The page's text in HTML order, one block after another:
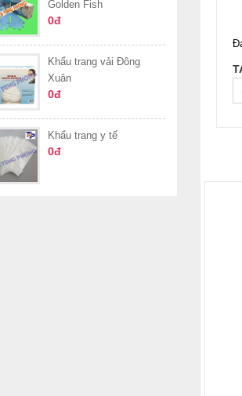
Golden Fish
0đ
Khẩu trang vải Đông
Xuân
0đ
Khẩu trang y tế
0đ